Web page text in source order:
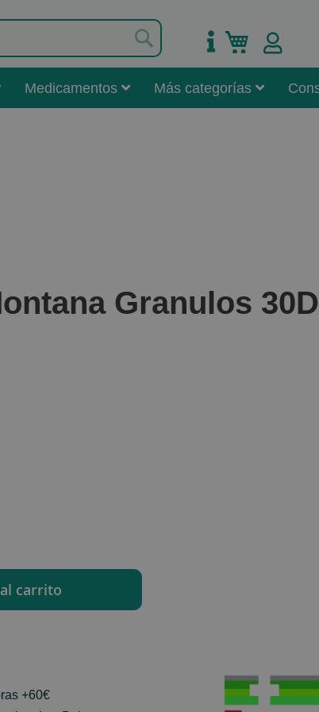
Mi carrito
Medicamentos Más categorías
Granulos
+60€